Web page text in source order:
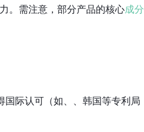
。需注意，部分产品的核心成分
国际认可（如、、韩国等专利局